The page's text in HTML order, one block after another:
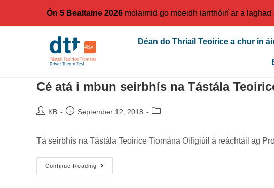
Ón 5 Bealtaine 2026molaimid go mbeidh iarrthóirí ar a laghad
Déan do Thriail Teoirice a chur in
Cé atá i mbun seirbhís na Tástála
KB September 12, 2018
Tá seirbhís na Tástála Teoirice Tiomána Oifigiúil á reáchtáil ag
Continue Reading